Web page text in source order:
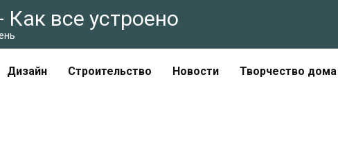
все устроено
Дизайн Строительство Новости Творчество дома